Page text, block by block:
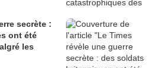
secrète :
ont été
les